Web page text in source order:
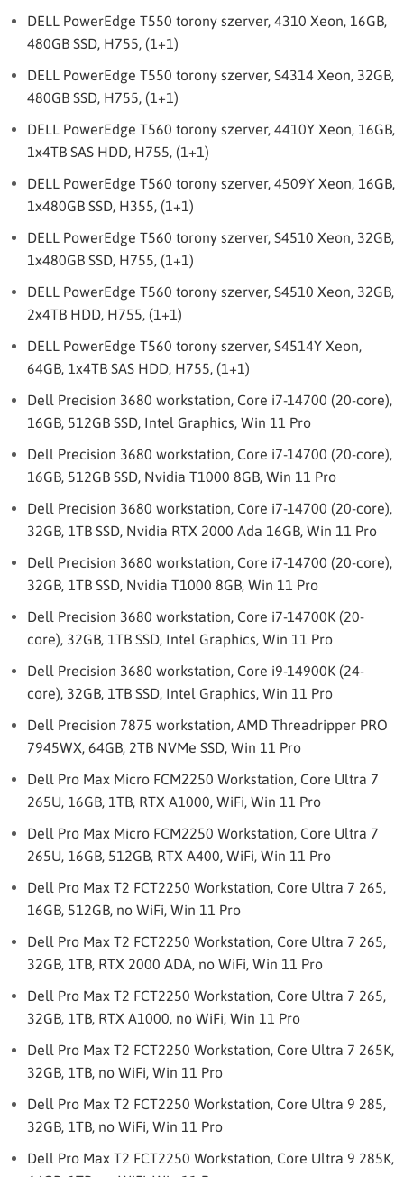
DELL PowerEdge T550 torony szerver, 4310 Xeon, 16GB,
480GB SSD, H755, (1+1)
DELL PowerEdge T550 torony szerver, S4314 Xeon, 32GB,
480GB SSD, H755, (1+1)
DELL PowerEdge T560 torony szerver, 4410Y Xeon, 16GB,
1x4TB SAS HDD, H755, (1+1)
DELL PowerEdge T560 torony szerver, 4509Y Xeon, 16GB,
1x480GB SSD, H355, (1+1)
DELL PowerEdge T560 torony szerver, S4510 Xeon, 32GB,
1x480GB SSD, H755, (1+1)
DELL PowerEdge T560 torony szerver, S4510 Xeon, 32GB,
2x4TB HDD, H755, (1+1)
DELL PowerEdge T560 torony szerver, S4514Y Xeon,
64GB, 1x4TB SAS HDD, H755, (1+1)
Dell Precision 3680 workstation, Core i7-14700 (20-core),
16GB, 512GB SSD, Intel Graphics, Win 11 Pro
Dell Precision 3680 workstation, Core i7-14700 (20-core),
16GB, 512GB SSD, Nvidia T1000 8GB, Win 11 Pro
Dell Precision 3680 workstation, Core i7-14700 (20-core),
32GB, 1TB SSD, Nvidia RTX 2000 Ada 16GB, Win 11 Pro
Dell Precision 3680 workstation, Core i7-14700 (20-core),
32GB, 1TB SSD, Nvidia T1000 8GB, Win 11 Pro
Dell Precision 3680 workstation, Core i7-14700K (20-
core), 32GB, 1TB SSD, Intel Graphics, Win 11 Pro
Dell Precision 3680 workstation, Core i9-14900K (24-
core), 32GB, 1TB SSD, Intel Graphics, Win 11 Pro
Dell Precision 7875 workstation, AMD Threadripper PRO
7945WX, 64GB, 2TB NVMe SSD, Win 11 Pro
Dell Pro Max Micro FCM2250 Workstation, Core Ultra 7
265U, 16GB, 1TB, RTX A1000, WiFi, Win 11 Pro
Dell Pro Max Micro FCM2250 Workstation, Core Ultra 7
265U, 16GB, 512GB, RTX A400, WiFi, Win 11 Pro
Dell Pro Max T2 FCT2250 Workstation, Core Ultra 7 265,
16GB, 512GB, no WiFi, Win 11 Pro
Dell Pro Max T2 FCT2250 Workstation, Core Ultra 7 265,
32GB, 1TB, RTX 2000 ADA, no WiFi, Win 11 Pro
Dell Pro Max T2 FCT2250 Workstation, Core Ultra 7 265,
32GB, 1TB, RTX A1000, no WiFi, Win 11 Pro
Dell Pro Max T2 FCT2250 Workstation, Core Ultra 7 265K,
32GB, 1TB, no WiFi, Win 11 Pro
Dell Pro Max T2 FCT2250 Workstation, Core Ultra 9 285,
32GB, 1TB, no WiFi, Win 11 Pro
Dell Pro Max T2 FCT2250 Workstation, Core Ultra 9 285K,